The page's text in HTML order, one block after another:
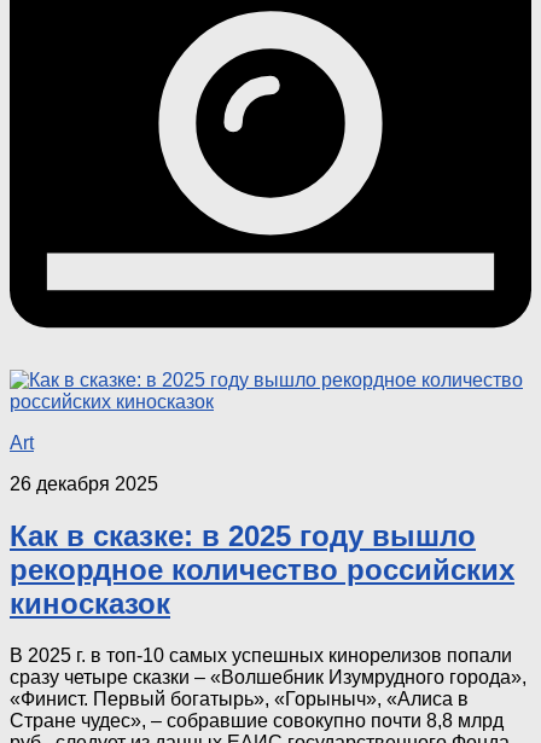
Art
26 декабря 2025
Как в сказке: в 2025 году вышло
рекордное количество российских
киносказок
В 2025 г. в топ-10 самых успешных кинорелизов попали
сразу четыре сказки – «Волшебник Изумрудного города»,
«Финист. Первый богатырь», «Горыныч», «Алиса в
Стране чудес», – собравшие совокупно почти 8,8 млрд